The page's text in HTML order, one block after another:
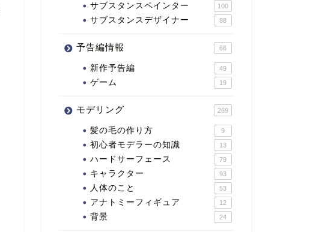
サブスタンスペインター 100
サブスタンスデザイナー 88
予告編情報 66
新作予告編 49
ゲーム 19
モデリング 269
髪の毛の作り方 9
初心者モデラーの知識 13
ハードサーフェース 79
キャラクター 93
人体のこと 53
アナトミーフィギュア 12
背景 24